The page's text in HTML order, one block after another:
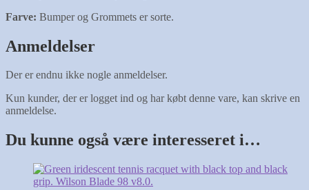
Farve: Bumper og Grommets er sorte.
Anmeldelser
Der er endnu ikke nogle anmeldelser.
Kun kunder, der er logget ind og har købt denne vare, kan skrive en
anmeldelse.
Du kunne også være interesseret i…
Dette
vare